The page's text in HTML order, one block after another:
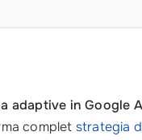
adaptive in Google
complet strategia